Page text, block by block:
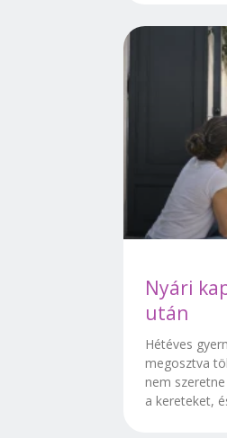
Nyári
után
Hétéves
megosztva
nem
a kereteket,